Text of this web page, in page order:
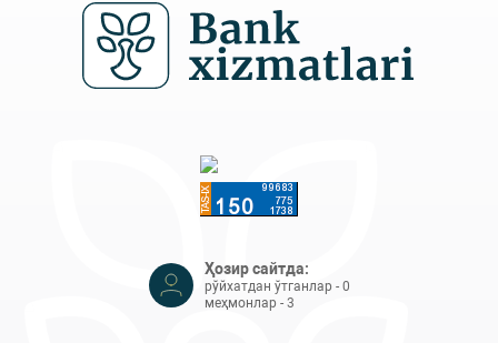
Ҳозир сайтда:
рўйхатдан ўтганлар - 0
меҳмонлар - 3